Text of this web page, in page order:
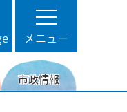
メニュー
市政情報